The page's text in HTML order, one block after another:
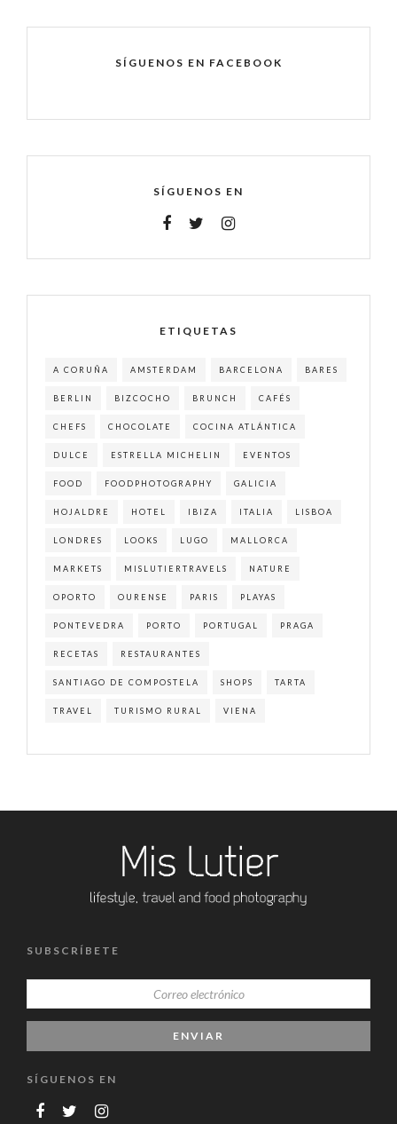
SÍGUENOS EN FACEBOOK
SÍGUENOS EN
ETIQUETAS
A CORUÑA AMSTERDAM BARCELONA BARES
BERLIN BIZCOCHO BRUNCH CAFÉS
CHEFS CHOCOLATE COCINA ATLÁNTICA
DULCE ESTRELLA MICHELIN EVENTOS
FOOD FOODPHOTOGRAPHY GALICIA
HOJALDRE HOTEL IBIZA ITALIA LISBOA
LONDRES LOOKS LUGO MALLORCA
MARKETS MISLUTIERTRAVELS NATURE
OPORTO OURENSE PARIS PLAYAS
PONTEVEDRA PORTO PORTUGAL PRAGA
RECETAS RESTAURANTES
SANTIAGO DE COMPOSTELA SHOPS TARTA
TRAVEL TURISMO RURAL VIENA
SUBSCRÍBETE
SÍGUENOS EN